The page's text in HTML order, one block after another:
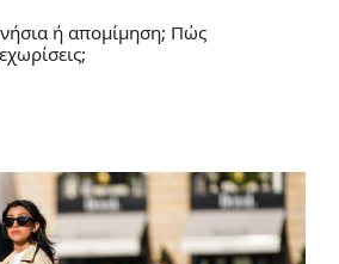
ή απομίμηση; Πώς